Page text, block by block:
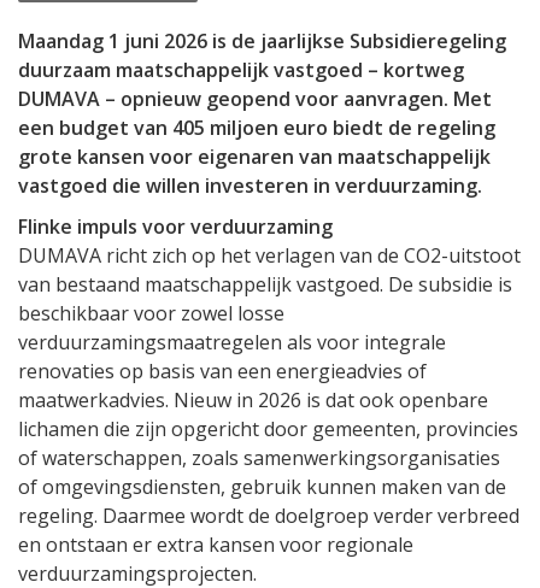
Maandag 1 juni 2026 is de jaarlijkse Subsidieregeling
duurzaam maatschappelijk vastgoed – kortweg
DUMAVA – opnieuw geopend voor aanvragen. Met
een budget van 405 miljoen euro biedt de regeling
grote kansen voor eigenaren van maatschappelijk
vastgoed die willen investeren in verduurzaming.
Flinke impuls voor verduurzaming
DUMAVA richt zich op het verlagen van de CO2-uitstoot
van bestaand maatschappelijk vastgoed. De subsidie is
beschikbaar voor zowel losse
verduurzamingsmaatregelen als voor integrale
renovaties op basis van een energieadvies of
maatwerkadvies. Nieuw in 2026 is dat ook openbare
lichamen die zijn opgericht door gemeenten, provincies
of waterschappen, zoals samenwerkingsorganisaties
of omgevingsdiensten, gebruik kunnen maken van de
regeling. Daarmee wordt de doelgroep verder verbreed
en ontstaan er extra kansen voor regionale
verduurzamingsprojecten.